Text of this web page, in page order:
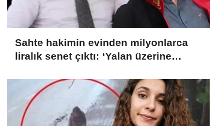
Sahte hakimin evinden milyonlarca
liralık senet çıktı: ‘Yalan üzerine